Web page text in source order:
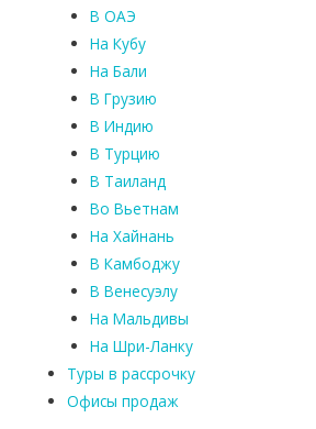
В ОАЭ
На Кубу
На Бали
В Грузию
В Индию
В Турцию
В Таиланд
Во Вьетнам
На Хайнань
В Камбоджу
В Венесуэлу
На Мальдивы
На Шри-Ланку
Туры в рассрочку
Офисы продаж